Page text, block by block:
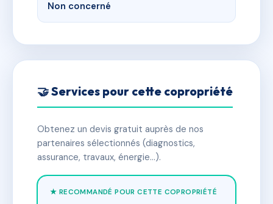
Non concerné
🤝 Services pour cette copropriété
Obtenez un devis gratuit auprès de nos
partenaires sélectionnés (diagnostics,
assurance, travaux, énergie…).
★ RECOMMANDÉ POUR CETTE COPROPRIÉTÉ